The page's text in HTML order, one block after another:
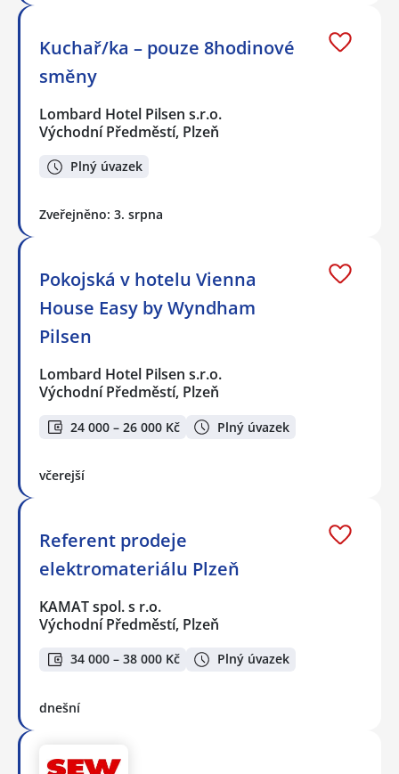
Kuchař/ka – pouze 8hodinové
směny
Lombard Hotel Pilsen s.r.o.
Východní Předměstí, Plzeň
Plný úvazek
Zveřejněno: 3. srpna
Pokojská v hotelu Vienna
House Easy by Wyndham
Pilsen
Lombard Hotel Pilsen s.r.o.
Východní Předměstí, Plzeň
24 000 – 26 000 Kč Plný úvazek
včerejší
Referent prodeje
elektromateriálu Plzeň
KAMAT spol. s r.o.
Východní Předměstí, Plzeň
34 000 – 38 000 Kč Plný úvazek
dnešní